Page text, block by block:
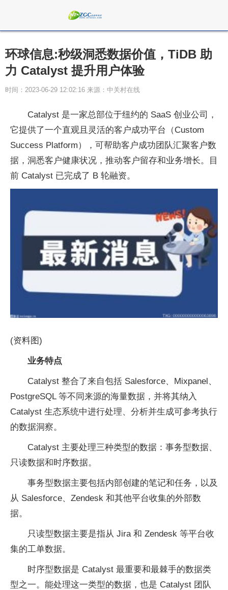
环球信息:秒级洞悉数据价值，TiDB 助
力 Catalyst 提升用户体验
时间：2023-06-29 12:02:16 来源：中关村在线
Catalyst 是一家总部位于纽约的 SaaS 创业公司，
它提供了一个直观且灵活的客户成功平台（Custom
Success Platform），可帮助客户成功团队汇聚客户数
据，洞悉客户健康状况，推动客户留存和业务增长。目
前 Catalyst 已完成了 B 轮融资。
(资料图)
业务特点
Catalyst 整合了来自包括 Salesforce、Mixpanel、
PostgreSQL 等不同来源的海量数据，并将其纳入
Catalyst 生态系统中进行处理、分析并生成可参考执行
的数据洞察。
Catalyst 主要处理三种类型的数据：事务型数据、
只读数据和时序数据。
事务型数据主要包括内部创建的笔记和任务，以及
从 Salesforce、Zendesk 和其他平台收集的外部数
据。
只读型数据主要是指从 Jira 和 Zendesk 等平台收
集的工单数据。
时序型数据是 Catalyst 最重要和最棘手的数据类
型之一。能处理这一类型的数据，也是 Catalyst 团队